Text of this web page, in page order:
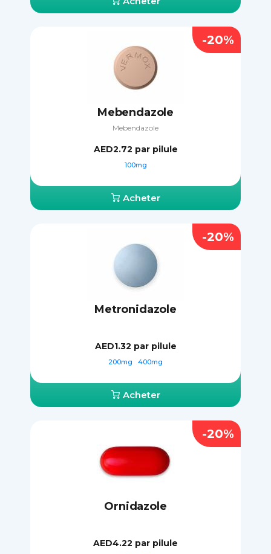
Mebendazole
Mebendazole
AED2.72 par pilule
100mg
Acheter
-20%
Metronidazole
AED1.32 par pilule
200mg 400mg
Acheter
-20%
Ornidazole
AED4.22 par pilule
-20%